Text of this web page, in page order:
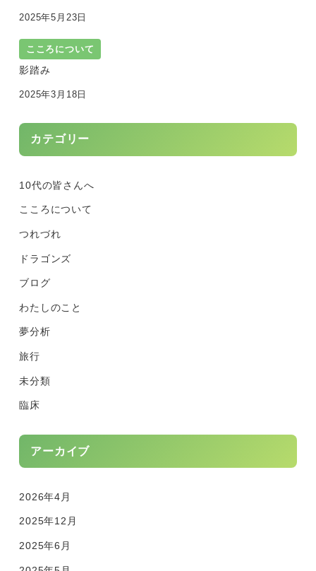
2025年5月23日
こころについて
影踏み
2025年3月18日
カテゴリー
10代の皆さんへ
こころについて
つれづれ
ドラゴンズ
ブログ
わたしのこと
夢分析
旅行
未分類
臨床
アーカイブ
2026年4月
2025年12月
2025年6月